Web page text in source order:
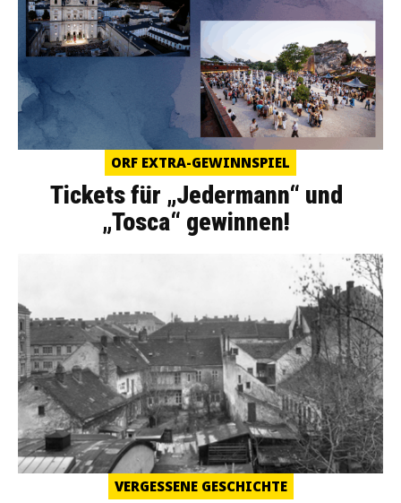
ORF EXTRA-GEWINNSPIEL
Tickets für „Jedermann“ und
„Tosca“ gewinnen!
VERGESSENE GESCHICHTE